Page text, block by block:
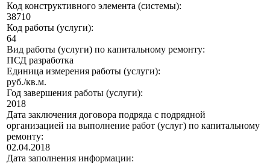
Код конструктивного элемента (системы):
38710
Код работы (услуги):
64
Вид работы (услуги) по капитальному ремонту:
ПСД разработка
Единица измерения работы (услуги):
руб./кв.м.
Год завершения работы (услуги):
2018
Дата заключения договора подряда с подрядной
организацией на выполнение работ (услуг) по капитальному
ремонту:
02.04.2018
Дата заполнения информации: